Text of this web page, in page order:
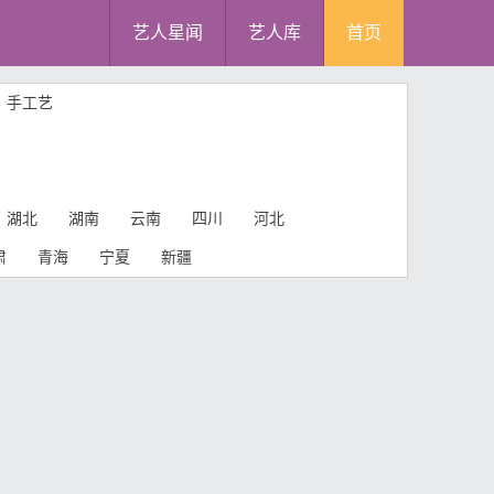
艺人星闻 艺人库 首页
手工艺
湖北 湖南 云南 四川 河北
青海 宁夏 新疆